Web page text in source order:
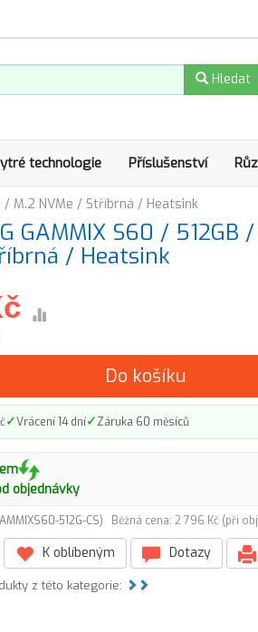
Hledat
technologie Příslušenství
/ M.2 NVMe / Stříbrná / Heatsink
GAMMIX S60 / 512GB
/ Heatsink
Do košíku
✓Vrácení 14 dní✓Záruka 60 měsíců
objednávky
512G-CS) Běžná cena: 2 796 Kč (při
K oblíbeným Dotazy
z této kategorie: